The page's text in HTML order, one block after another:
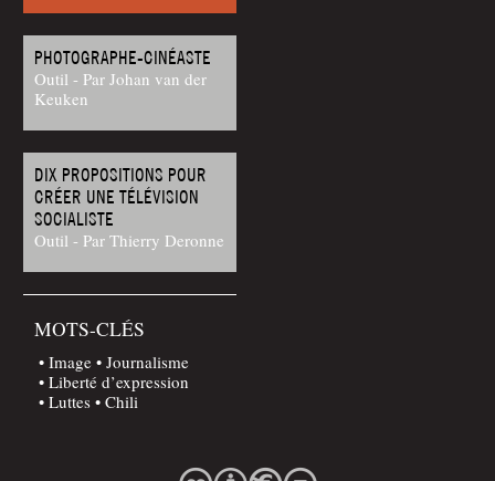
PHOTOGRAPHE-CINÉASTE
Outil - Par Johan van der
Keuken
DIX PROPOSITIONS POUR
CRÉER UNE TÉLÉVISION
SOCIALISTE
Outil - Par Thierry Deronne
MOTS-CLÉS
Image
Journalisme
Liberté d’expression
Luttes
Chili